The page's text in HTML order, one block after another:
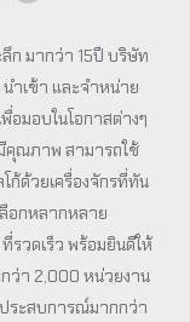
ก มากว่า 15ปี บริษัท
นำเข้า และจำหน่าย
อมอบในโอกาสต่างๆ
คุณภาพ สามารถใช้
ก้ด้วยเครื่องจักรที่ทัน
อกหลากหลาย
รวดเร็ว พร้อมยินดีให้
ว่า 2,000 หน่วยงาน
ระสบการณ์มากกว่า